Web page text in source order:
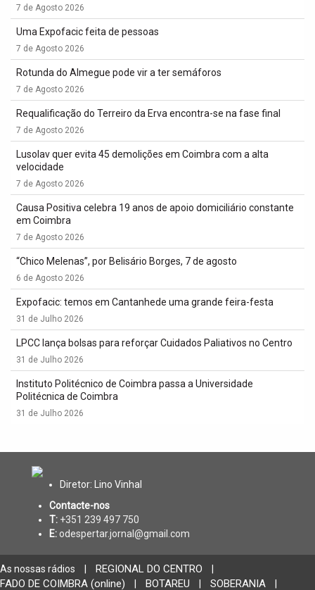
7 de Agosto 2026
Uma Expofacic feita de pessoas
7 de Agosto 2026
Rotunda do Almegue pode vir a ter semáforos
7 de Agosto 2026
Requalificação do Terreiro da Erva encontra-se na fase final
7 de Agosto 2026
Lusolav quer evita 45 demolições em Coimbra com a alta
velocidade
7 de Agosto 2026
Causa Positiva celebra 19 anos de apoio domiciliário constante
em Coimbra
7 de Agosto 2026
“Chico Melenas”, por Belisário Borges, 7 de agosto
6 de Agosto 2026
Expofacic: temos em Cantanhede uma grande feira-festa
31 de Julho 2026
LPCC lança bolsas para reforçar Cuidados Paliativos no Centro
31 de Julho 2026
Instituto Politécnico de Coimbra passa a Universidade
Politécnica de Coimbra
31 de Julho 2026
Diretor: Lino Vinhal
Contacte-nos
T: +351 239 497 750
E: odespertar.jornal@gmail.com
As nossas rádios REGIONAL DO CENTRO
FADO DE COIMBRA (online) BOTAREU SOBERANIA